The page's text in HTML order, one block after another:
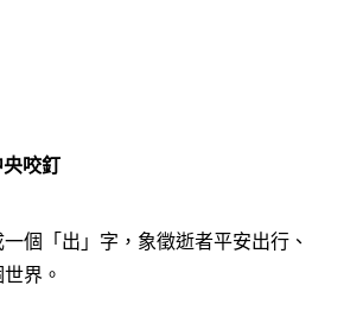
咬釘
個「出」字，象徵逝者平安出行、
界。